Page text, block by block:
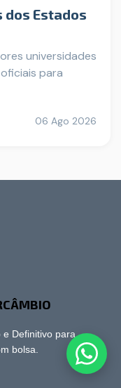
Estados
universidades
para
06 Ago 2026
e Definitivo para
bolsa.